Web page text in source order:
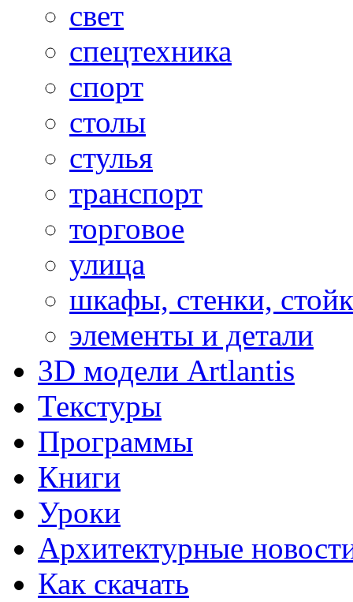
свет
спецтехника
спорт
столы
стулья
транспорт
торговое
улица
шкафы, стенки,
элементы и детали
3D модели Artlantis
Текстуры
Программы
Книги
Уроки
Архитектурные
Как скачать